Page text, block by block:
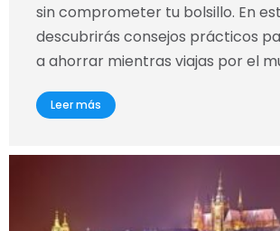
sin comprometer tu bolsillo. En
descubrirás consejos prácticos
a ahorrar mientras viajas por el
Leer más